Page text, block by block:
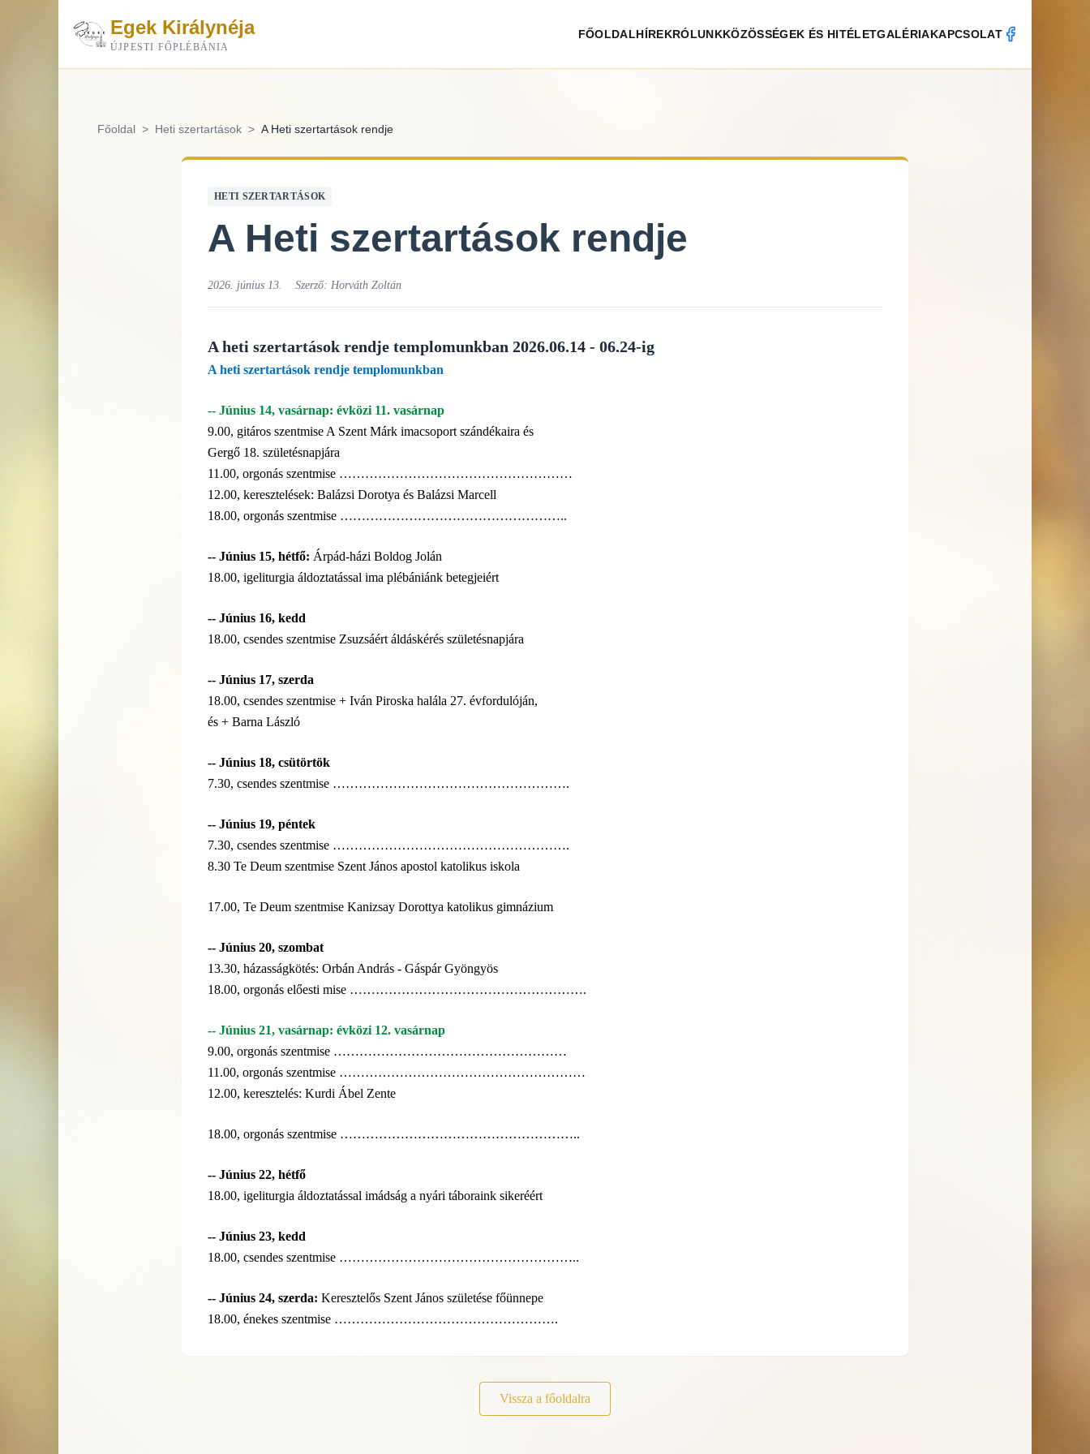
Egek Királynéja
ÚJPESTI FŐPLÉBÁNIA
FŐOLDALHÍREKRÓLUNKKÖZÖSSÉGEK ÉS HITÉLETGALÉRIAKAPCSOLAT
Főoldal > Heti szertartások > A Heti szertartások rendje
HETI SZERTARTÁSOK
A Heti szertartások rendje
2026. június 13. Szerző: Horváth Zoltán
A heti szertartások rendje templomunkban 2026.06.14 - 06.24-ig
A heti szertartások rendje templomunkban
-- Június 14, vasárnap: évközi 11. vasárnap
9.00, gitáros szentmise A Szent Márk imacsoport szándékaira és
Gergő 18. születésnapjára
11.00, orgonás szentmise ………………………………………………
12.00, keresztelések: Balázsi Dorotya és Balázsi Marcell
18.00, orgonás szentmise ……………………………………………..
-- Június 15, hétfő: Árpád-házi Boldog Jolán
18.00, igeliturgia áldoztatással ima plébániánk betegjeiért
-- Június 16, kedd
18.00, csendes szentmise Zsuzsáért áldáskérés születésnapjára
-- Június 17, szerda
18.00, csendes szentmise + Iván Piroska halála 27. évfordulóján,
és + Barna László
-- Június 18, csütörtök
7.30, csendes szentmise ……………………………………………….
-- Június 19, péntek
7.30, csendes szentmise ……………………………………………….
8.30 Te Deum szentmise Szent János apostol katolikus iskola
17.00, Te Deum szentmise Kanizsay Dorottya katolikus gimnázium
-- Június 20, szombat
13.30, házasságkötés: Orbán András - Gáspár Gyöngyös
18.00, orgonás előesti mise ……………………………………………….
-- Június 21, vasárnap: évközi 12. vasárnap
9.00, orgonás szentmise ………………………………………………
11.00, orgonás szentmise …………………………………………………
12.00, keresztelés: Kurdi Ábel Zente
18.00, orgonás szentmise ………………………………………………..
-- Június 22, hétfő
18.00, igeliturgia áldoztatással imádság a nyári táboraink sikeréért
-- Június 23, kedd
18.00, csendes szentmise ………………………………………………..
-- Június 24, szerda: Keresztelős Szent János születése főünnepe
18.00, énekes szentmise …………………………………………….
Vissza a főoldalra